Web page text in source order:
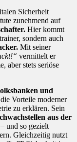
Sicherheit
zunehmend auf
Hier kommt
sondern auch
Mit seiner
vermittelt er
aber stets seriöse
und
Vorteile moderner
zu erklären. Sein
aus der
– und so gezielt
Gleichzeitig nutzt